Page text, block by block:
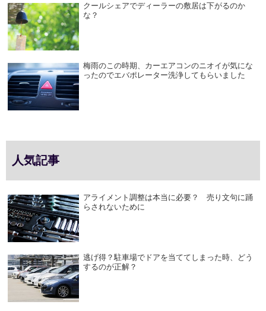
クールシェアでディーラーの敷居は下がるのか
な？
梅雨のこの時期、カーエアコンのニオイが気にな
ったのでエバポレーター洗浄してもらいました
人気記事
アライメント調整は本当に必要？ 売り文句に踊
らされないために
逃げ得？駐車場でドアを当ててしまった時、どう
するのが正解？